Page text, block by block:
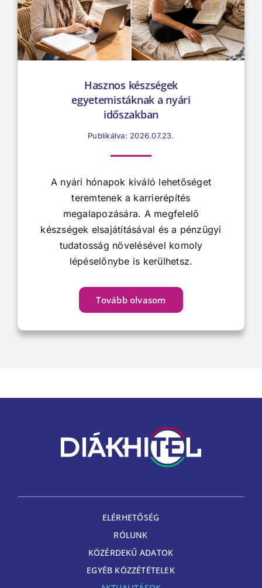
Hasznos készségek
egyetemistáknak a nyári
időszakban
Publikálva: 2026.07.23.
A nyári hónapok kiváló lehetőséget
teremtenek a karrierépítés
megalapozására. A megfelelő
készségek elsajátításával és a pénzügyi
tudatosság növelésével komoly
lépéselőnybe is kerülhetsz.
Tovább olvasom
ELÉRHETŐSÉG
RÓLUNK
KÖZÉRDEKŰ ADATOK
EGYÉB KÖZZÉTÉTELEK